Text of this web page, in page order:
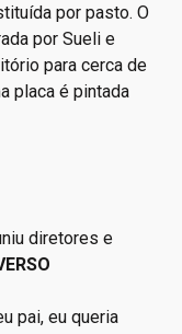
Mucuri em
ocupam
não tem rio e a
por pasto. O
por Sueli e